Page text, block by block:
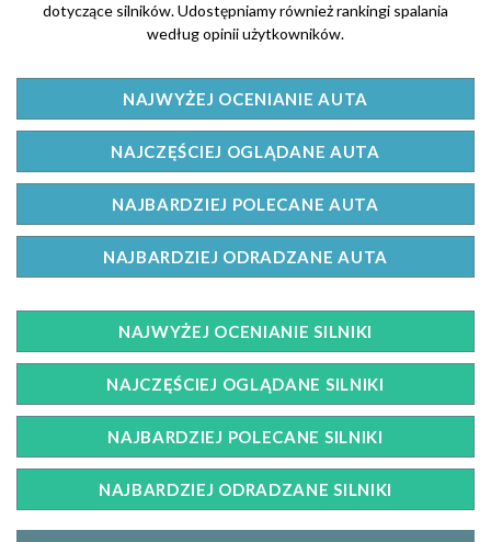
dotyczące silników. Udostępniamy również rankingi spalania
według opinii użytkowników.
NAJWYŻEJ OCENIANIE AUTA
NAJCZĘŚCIEJ OGLĄDANE AUTA
NAJBARDZIEJ POLECANE AUTA
NAJBARDZIEJ ODRADZANE AUTA
NAJWYŻEJ OCENIANIE SILNIKI
NAJCZĘŚCIEJ OGLĄDANE SILNIKI
NAJBARDZIEJ POLECANE SILNIKI
NAJBARDZIEJ ODRADZANE SILNIKI